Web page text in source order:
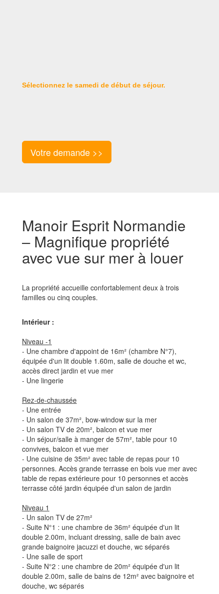
Sélectionnez le samedi de début de séjour.
Votre demande >>
Manoir Esprit Normandie
– Magnifique propriété
avec vue sur mer à louer
La propriété accueille confortablement deux à trois
familles ou cinq couples.
Intérieur :
Niveau -1
- Une chambre d'appoint de 16m² (chambre N°7),
équipée d'un lit double 1.60m, salle de douche et wc,
accès direct jardin et vue mer
- Une lingerie
Rez-de-chaussée
- Une entrée
- Un salon de 37m², bow-window sur la mer
- Un salon TV de 20m², balcon et vue mer
- Un séjour/salle à manger de 57m², table pour 10
convives, balcon et vue mer
- Une cuisine de 35m² avec table de repas pour 10
personnes. Accès grande terrasse en bois vue mer avec
table de repas extérieure pour 10 personnes et accès
terrasse côté jardin équipée d'un salon de jardin
Niveau 1
- Un salon TV de 27m²
- Suite N°1 : une chambre de 36m² équipée d'un lit
double 2.00m, incluant dressing, salle de bain avec
grande baignoire jacuzzi et douche, wc séparés
- Une salle de sport
- Suite N°2 : une chambre de 20m² équipée d'un lit
double 2.00m, salle de bains de 12m² avec baignoire et
douche, wc séparés